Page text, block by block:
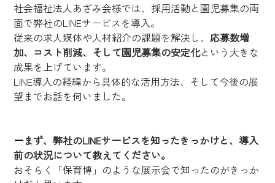
社会福祉法人あざみ会様では、採用活動と園児募集の両
面で弊社のLINEサービスを導入。
従来の求人媒体や人材紹介の課題を解決し、応募数増
加、コスト削減、そして園児募集の安定化という大きな
成果を上げています。
LINE導入の経緯から具体的な活用方法、そして今後の展
望までお話を伺いました。
ーまず、弊社のLINEサービスを知ったきっかけと、導入
前の状況について教えてください。
おそらく「保育博」のような展示会で知ったのがきっか